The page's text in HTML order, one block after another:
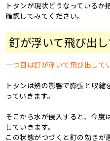
トタンが現状どうなっている
確認してみてください。
釘が浮いて飛び出
一つ目は釘が浮いて飛び出して
トタンは熱の影響で膨張と収
っていきます。
そこから水が侵入すると、今度
していきます。
この状態がつづくと釘の効きが